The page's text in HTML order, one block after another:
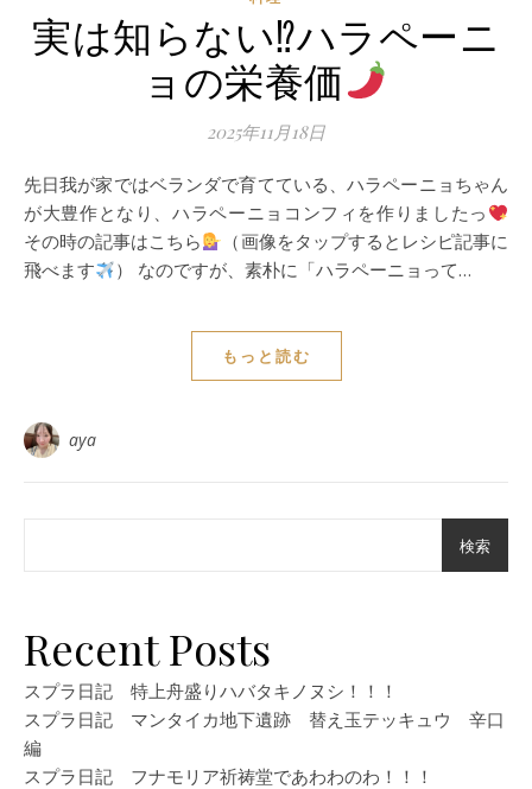
実は知らない⁉︎ハラペーニ
ョの栄養価
2025年11月18日
先日我が家ではベランダで育てている、ハラペーニョちゃん
が大豊作となり、ハラペーニョコンフィを作りましたっ
その時の記事はこちら
（画像をタップするとレシピ記事に
飛べます
） なのですが、素朴に「ハラペーニョって…
もっと読む
aya
検索
Recent Posts
スプラ日記 特上舟盛りハバタキノヌシ！！！
スプラ日記 マンタイカ地下遺跡 替え玉テッキュウ 辛口
編
スプラ日記 フナモリア祈祷堂であわわのわ！！！